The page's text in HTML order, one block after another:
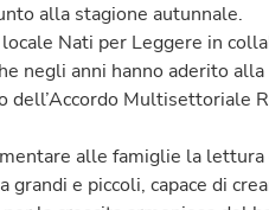
alla stagione autunnale.
Nati per Leggere in
negli anni hanno aderito
Multisettoriale
alle famiglie la lettura
e piccoli, capace di